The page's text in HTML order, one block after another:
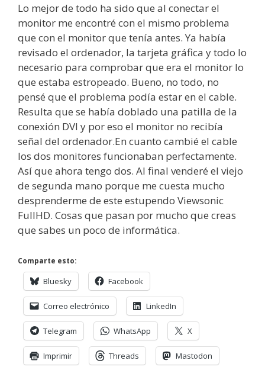
Lo mejor de todo ha sido que al conectar el
monitor me encontré con el mismo problema
que con el monitor que tenía antes. Ya había
revisado el ordenador, la tarjeta gráfica y todo lo
necesario para comprobar que era el monitor lo
que estaba estropeado. Bueno, no todo, no
pensé que el problema podía estar en el cable.
Resulta que se había doblado una patilla de la
conexión DVI y por eso el monitor no recibía
señal del ordenador.En cuanto cambié el cable
los dos monitores funcionaban perfectamente.
Así que ahora tengo dos. Al final venderé el viejo
de segunda mano porque me cuesta mucho
desprenderme de este estupendo Viewsonic
FullHD. Cosas que pasan por mucho que creas
que sabes un poco de informática.
Comparte esto:
Bluesky Facebook
Correo electrónico LinkedIn
Telegram WhatsApp X
Imprimir Threads Mastodon